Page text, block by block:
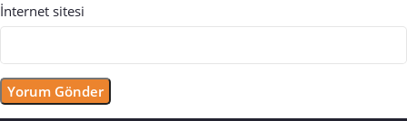
İnternet sitesi